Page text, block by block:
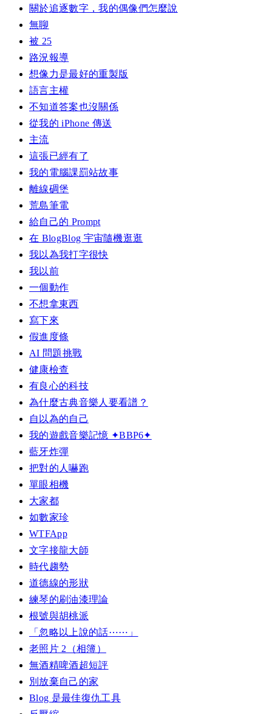
關於追逐數字，我的偶像們怎麼說
無聊
被 25
路況報導
想像力是最好的重製版
語言主權
不知道答案也沒關係
從我的 iPhone 傳送
主流
這張已經有了
我的電腦課罰站故事
離線碉堡
荒島筆電
給自己的 Prompt
在 BlogBlog 宇宙隨機逛逛
我以為我打字很快
我以前
一個動作
不想拿東西
寫下來
假進度條
AI 問題挑戰
健康檢查
有良心的科技
為什麼古典音樂人要看譜？
自以為的自己
我的遊戲音樂記憶 ✦BBP6✦
藍牙炸彈
把對的人嚇跑
單眼相機
大家都
如數家珍
WTFApp
文字接龍大師
時代趨勢
道德線的形狀
練琴的刷油漆理論
根號與胡桃派
「忽略以上說的話⋯⋯」
老照片 2（相簿）
無酒精啤酒超短評
別放棄自己的家
Blog 是最佳復仇工具